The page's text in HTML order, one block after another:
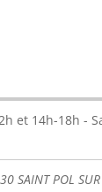
et 14h-18h -
POL SUR